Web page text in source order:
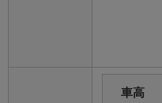
車高